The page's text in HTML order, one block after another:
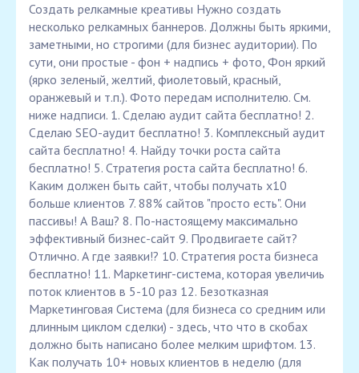
Создать релкамные креативы Нужно создать
несколько релкамных баннеров. Должны быть яркими,
заметными, но строгими (для бизнес аудитории). По
сути, они простые - фон + надпись + фото, Фон яркий
(ярко зеленый, желтий, фиолетовый, красный,
оранжевый и т.п.). Фото передам исполнителю. См.
ниже надписи. 1. Сделаю аудит сайта бесплатно! 2.
Сделаю SEO-аудит бесплатно! 3. Комплексный аудит
сайта бесплатно! 4. Найду точки роста сайта
бесплатно! 5. Стратегия роста сайта бесплатно! 6.
Каким должен быть сайт, чтобы получать х10
больше клиентов 7. 88% сайтов "просто есть". Они
пассивы! А Ваш? 8. По-настоящему максимально
эффективный бизнес-сайт 9. Продвигаете сайт?
Отлично. А где заявки!? 10. Стратегия роста бизнеса
бесплатно! 11. Маркетинг-система, которая увеличиь
поток клиентов в 5-10 раз 12. Безотказная
Маркетинговая Система (для бизнеса со средним или
длинным циклом сделки) - здесь, что что в скобах
должно быть написано более мелким шрифтом. 13.
Как получать 10+ новых клиентов в неделю (для